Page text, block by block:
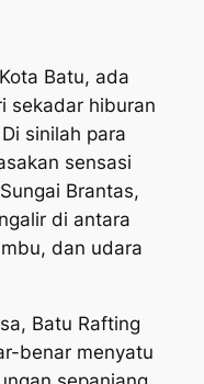
Batu, ada
sekadar hiburan
sinilah para
sensasi
Brantas,
di antara
dan udara
Batu Rafting
benar menyatu